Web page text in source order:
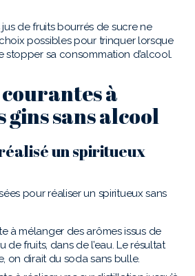
jus de fruits bourrés de sucre ne
possibles pour trinquer lorsque
stopper sa consommation d’alcool.
à
gins sans alcool
un spiritueux
pour réaliser un spiritueux sans
à mélanger des arômes issus de
de fruits, dans de l’eau. Le résultat
on dirait du soda sans bulle.